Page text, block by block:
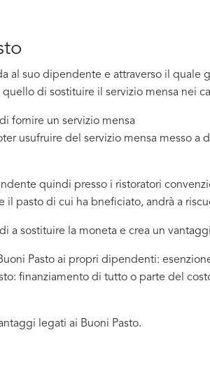
al suo dipendente e attraverso il
di sostituire il servizio mensa nei
fornire un servizio mensa
usufruire del servizio mensa messo a
quindi presso i ristoratori
pasto di cui ha bneficiato, andrà a
a sostituire la moneta e crea un
Pasto ai propri dipendenti:
finanziamento di tutto o parte del
legati ai Buoni Pasto.